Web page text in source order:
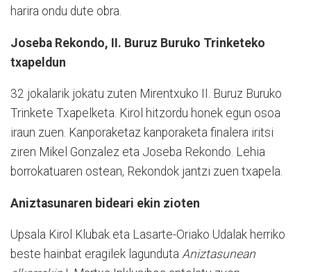
harira ondu dute obra.
Joseba Rekondo, II. Buruz Buruko Trinketeko
txapeldun
32 jokalarik jokatu zuten Mirentxuko II. Buruz Buruko
Trinkete Txapelketa. Kirol hitzordu honek egun osoa
iraun zuen. Kanporaketaz kanporaketa finalera iritsi
ziren Mikel Gonzalez eta Joseba Rekondo. Lehia
borrokatuaren ostean, Rekondok jantzi zuen txapela.
Aniztasunaren bideari ekin zioten
Upsala Kirol Klubak eta Lasarte-Oriako Udalak herriko
beste hainbat eragilek lagunduta Aniztasunean